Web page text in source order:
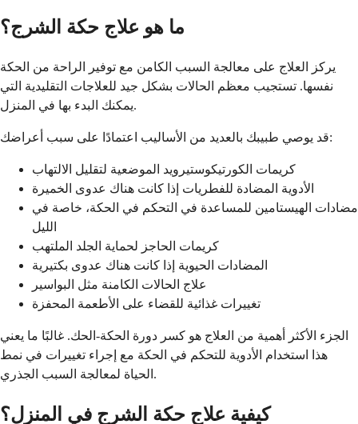
ما هو علاج حكة الشرج؟
يركز العلاج على معالجة السبب الكامن مع توفير الراحة من الحكة
نفسها. تستجيب معظم الحالات بشكل جيد للعلاجات التقليدية التي
يمكنك البدء بها في المنزل.
قد يوصي طبيبك بالعديد من الأساليب اعتمادًا على سبب أعراضك:
كريمات الكورتيكوستيرويد الموضعية لتقليل الالتهاب
الأدوية المضادة للفطريات إذا كانت هناك عدوى الخميرة
مضادات الهيستامين للمساعدة في التحكم في الحكة، خاصة في
الليل
كريمات الحاجز لحماية الجلد الملتهب
المضادات الحيوية إذا كانت هناك عدوى بكتيرية
علاج الحالات الكامنة مثل البواسير
تغييرات غذائية للقضاء على الأطعمة المحفزة
الجزء الأكثر أهمية من العلاج هو كسر دورة الحكة-الحك. غالبًا ما يعني
هذا استخدام الأدوية للتحكم في الحكة مع إجراء تغييرات في نمط
الحياة لمعالجة السبب الجذري.
كيفية علاج حكة الشرج في المنزل؟